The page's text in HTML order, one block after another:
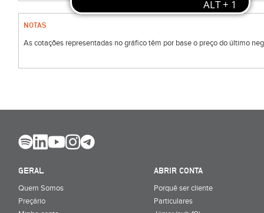
NOTAS
As cotações representadas no gráfico têm por base o preço do último
GERAL
Quem Somos
Preçário
ABRIR CONTA
Porquê ser cliente
Particulares